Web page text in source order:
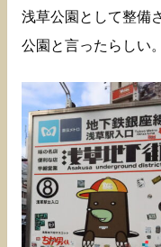
浅草公園として整備
公園と言ったらしい。